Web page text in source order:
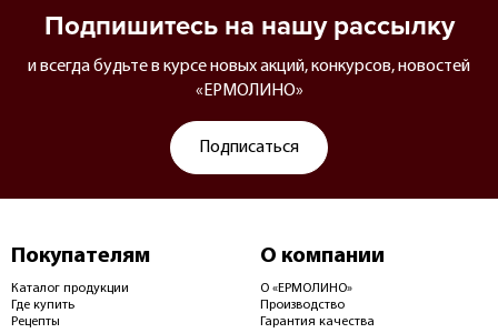
Подпишитесь на нашу рассылку
и всегда будьте в курсе новых акций, конкурсов, новостей
«ЕРМОЛИНО»
Подписаться
Покупателям
Каталог продукции
Где купить
Рецепты
О компании
О «ЕРМОЛИНО»
Производство
Гарантия качества